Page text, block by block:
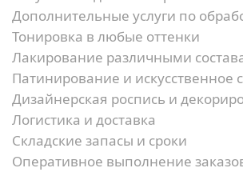
Дополнительные услуги по
Тонировка в любые оттенки
Лакирование различными
Патинирование и искусственное
Дизайнерская роспись и
Логистика и доставка
Складские запасы и сроки
Оперативное выполнение